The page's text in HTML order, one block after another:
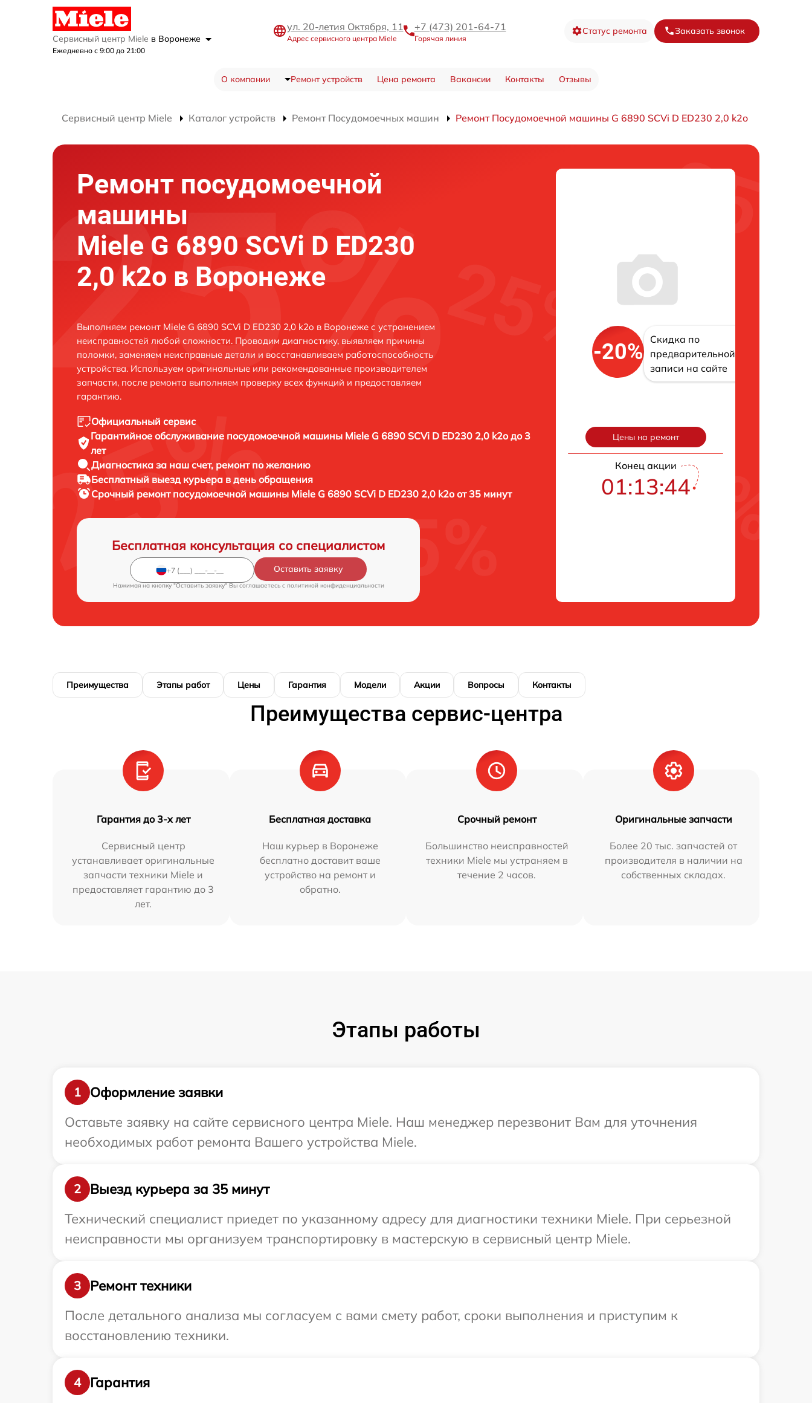
Сервисный центр Miele в Воронеже
Ежедневно с 9:00 до 21:00
ул. 20-летия Октября, 11
Адрес сервисного центра Miele
+7 (473) 201-64-71
Горячая линия
Статус ремонта Заказать звонок
О компании Ремонт устройств Цена ремонта Вакансии Контакты Отзывы
Сервисный центр Miele Каталог устройств Ремонт Посудомоечных машин Ремонт Посудомоечной машины G 6890 SCVi D ED230 2,0 k2o
Ремонт посудомоечной
машины
Miele G 6890 SCVi D ED230
2,0 k2o в Воронеже
Выполняем ремонт Miele G 6890 SCVi D ED230 2,0 k2o в Воронеже с устранением
неисправностей любой сложности. Проводим диагностику, выявляем причины
поломки, заменяем неисправные детали и восстанавливаем работоспособность
устройства. Используем оригинальные или рекомендованные производителем
запчасти, после ремонта выполняем проверку всех функций и предоставляем
гарантию.
Официальный сервис
Гарантийное обслуживание посудомоечной машины Miele G 6890 SCVi D ED230 2,0 k2o до 3
лет
Диагностика за наш счет, ремонт по желанию
Бесплатный выезд курьера в день обращения
Срочный ремонт посудомоечной машины Miele G 6890 SCVi D ED230 2,0 k2o от 35 минут
Бесплатная консультация со специалистом
Оставить заявку
Нажимая на кнопку "Оставить заявку" Вы соглашаетесь c политикой конфиденциальности
-20%
Скидка по
предварительной
записи на сайте
Цены на ремонт
Конец акции
01:13:43
Преимущества Этапы работ Цены Гарантия Модели Акции Вопросы Контакты
Преимущества сервис-центра
Гарантия до 3-х лет
Сервисный центр
устанавливает оригинальные
запчасти техники Miele и
предоставляет гарантию до 3
лет.
Бесплатная доставка
Наш курьер в Воронеже
бесплатно доставит ваше
устройство на ремонт и
обратно.
Срочный ремонт
Большинство неисправностей
техники Miele мы устраняем в
течение 2 часов.
Оригинальные запчасти
Более 20 тыс. запчастей от
производителя в наличии на
собственных складах.
Этапы работы
1
Оформление заявки
Оставьте заявку на сайте сервисного центра Miele. Наш менеджер перезвонит Вам для уточнения
необходимых работ ремонта Вашего устройства Miele.
2
Выезд курьера за 35 минут
Технический специалист приедет по указанному адресу для диагностики техники Miele. При серьезной
неисправности мы организуем транспортировку в мастерскую в сервисный центр Miele.
3
Ремонт техники
После детального анализа мы согласуем с вами смету работ, сроки выполнения и приступим к
восстановлению техники.
4
Гарантия